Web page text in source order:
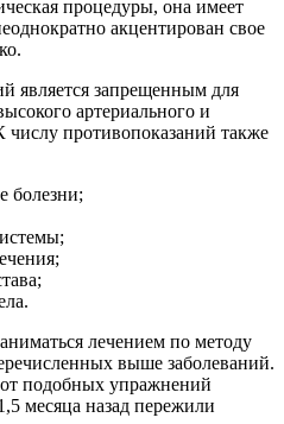
процедуры, она имеет
акцентирован свое
является запрещенным для
артериального и
числу противопоказаний также
болезни;
лечением по методу
выше заболеваний.
подобных упражнений
месяца назад пережили